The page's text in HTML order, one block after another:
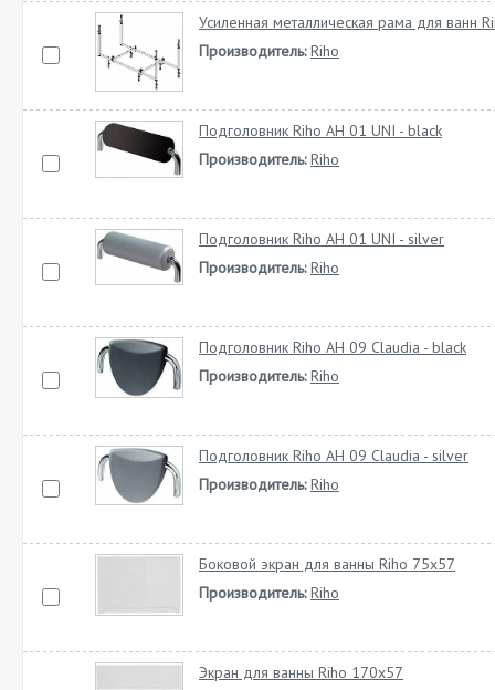
Усиленная металлическая рама для ванн
Производитель: Riho
Подголовник Riho AH 01 UNI - black
Производитель: Riho
Подголовник Riho AH 01 UNI - silver
Производитель: Riho
Подголовник Riho AH 09 Claudia - black
Производитель: Riho
Подголовник Riho AH 09 Claudia - silver
Производитель: Riho
Боковой экран для ванны Riho 75х57
Производитель: Riho
Экран для ванны Riho 170x57